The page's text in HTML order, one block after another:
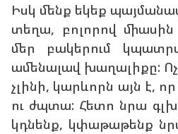
Իսկ մենք եկեք
տեղա, բոլորով միասին
մեր բակերում
ամենալավ խաղալիքը:
չլինի, կարևորն այն է,
ու ժպտա: Հետո նրա
կդնենք, կփաթաթենք